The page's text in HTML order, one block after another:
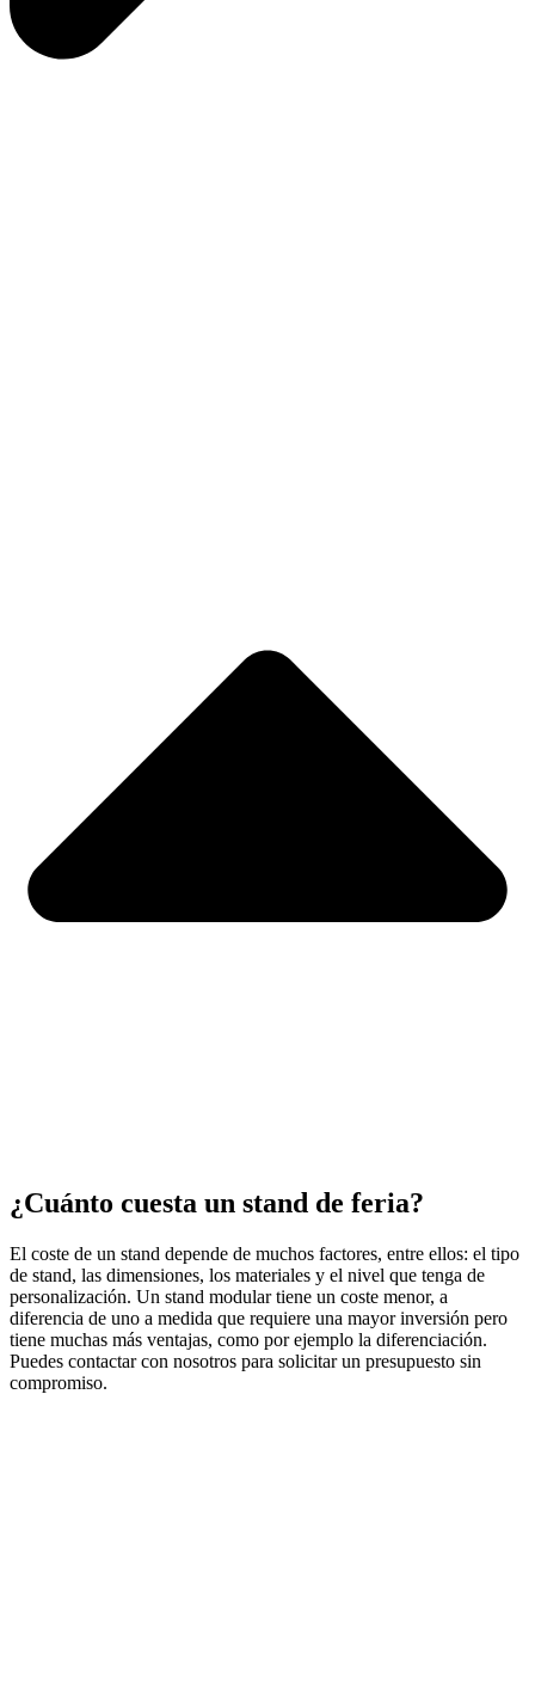
¿Cuánto cuesta un stand de feria?
El coste de un stand depende de muchos factores, entre ellos: el tipo
de stand, las dimensiones, los materiales y el nivel que tenga de
personalización. Un stand modular tiene un coste menor, a
diferencia de uno a medida que requiere una mayor inversión pero
tiene muchas más ventajas, como por ejemplo la diferenciación.
Puedes contactar con nosotros para solicitar un presupuesto sin
compromiso.